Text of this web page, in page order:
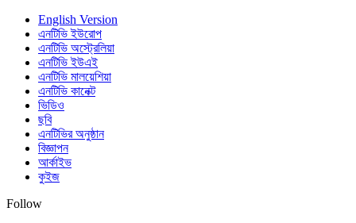
English Version
এনটিভি ইউরোপ
এনটিভি অস্ট্রেলিয়া
এনটিভি ইউএই
এনটিভি মালয়েশিয়া
এনটিভি কানেক্ট
ভিডিও
ছবি
এনটিভির অনুষ্ঠান
বিজ্ঞাপন
আর্কাইভ
কুইজ
Follow